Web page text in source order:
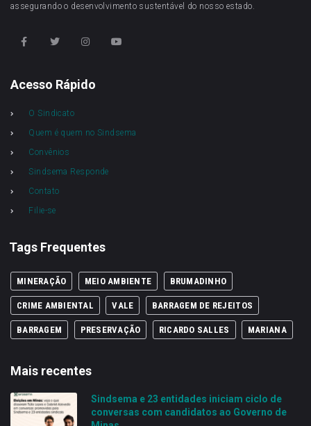
assegurando o desenvolvimento sustentável do nosso estado.
Acesso Rápido
O Sindicato
Quem é quem no Sindsema
Convênios
Sindsema Responde
Contato
Filie-se
Tags Frequentes
MINERAÇÃO MEIO AMBIENTE BRUMADINHO
CRIME AMBIENTAL VALE BARRAGEM DE REJEITOS
BARRAGEM PRESERVAÇÃO RICARDO SALLES MARIANA
Mais recentes
Sindsema e 23 entidades iniciam ciclo de
conversas com candidatos ao Governo de